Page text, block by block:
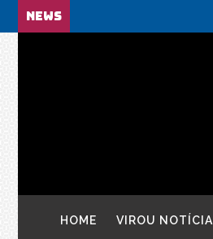
NEWS
HOME VIROU NOTÍCIA